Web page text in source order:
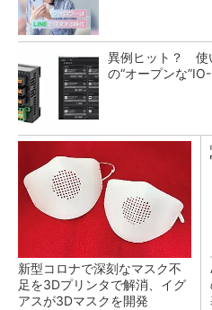
異例ヒット？ 使
の“オープンな
新型コロナで深刻なマスク不
足を3Dプリンタで解消、イグ
アスが3Dマスクを開発